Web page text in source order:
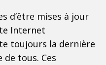
d’être mises à jour
Internet
toujours la dernière
de tous. Ces